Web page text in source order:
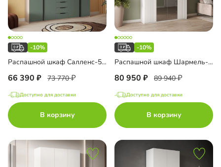
-10%
Распашной шкаф Салленс-5 Премиум
66 390 73 770
Доступно для доставки
В корзину
-10%
Распашной шкаф Шармель-4.2 Лайф с зеркалом и антресолью
80 950 89 940
Доступно для доставки
В корзину